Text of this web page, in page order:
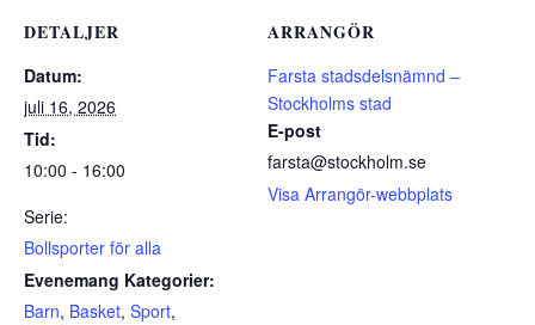
DETALJER
Datum:
juli 16, 2026
Tid:
10:00 - 16:00
Serie:
Bollsporter för alla
Evenemang Kategorier:
Barn, Basket, Sport,
ARRANGÖR
Farsta stadsdelsnämnd –
Stockholms stad
E-post
farsta@stockholm.se
Visa Arrangör-webbplats